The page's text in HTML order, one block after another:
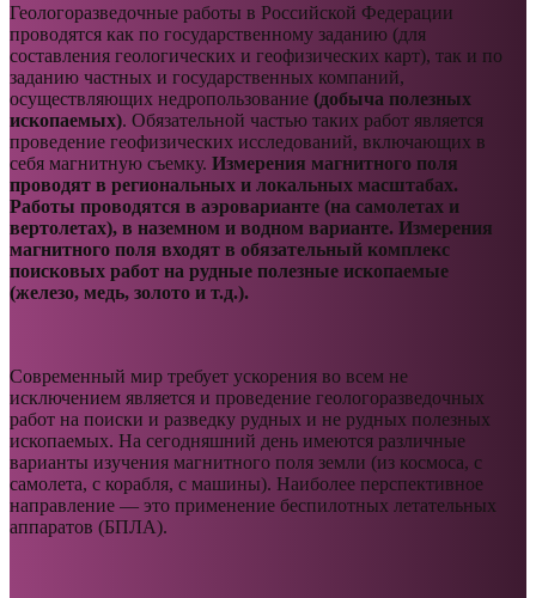
Геологоразведочные работы в Российской Федерации
проводятся как по государственному заданию (для
составления геологических и геофизических карт), так и по
заданию частных и государственных компаний,
осуществляющих недропользование (добыча полезных
ископаемых). Обязательной частью таких работ является
проведение геофизических исследований, включающих в
себя магнитную съемку. Измерения магнитного поля
проводят в региональных и локальных масштабах.
Работы проводятся в аэроварианте (на самолетах и
вертолетах), в наземном и водном варианте. Измерения
магнитного поля входят в обязательный комплекс
поисковых работ на рудные полезные ископаемые
(железо, медь, золото и т.д.).
Современный мир требует ускорения во всем не
исключением является и проведение геологоразведочных
работ на поиски и разведку рудных и не рудных полезных
ископаемых. На сегодняшний день имеются различные
варианты изучения магнитного поля земли (из космоса, с
самолета, с корабля, с машины). Наиболее перспективное
направление — это применение беспилотных летательных
аппаратов (БПЛА).